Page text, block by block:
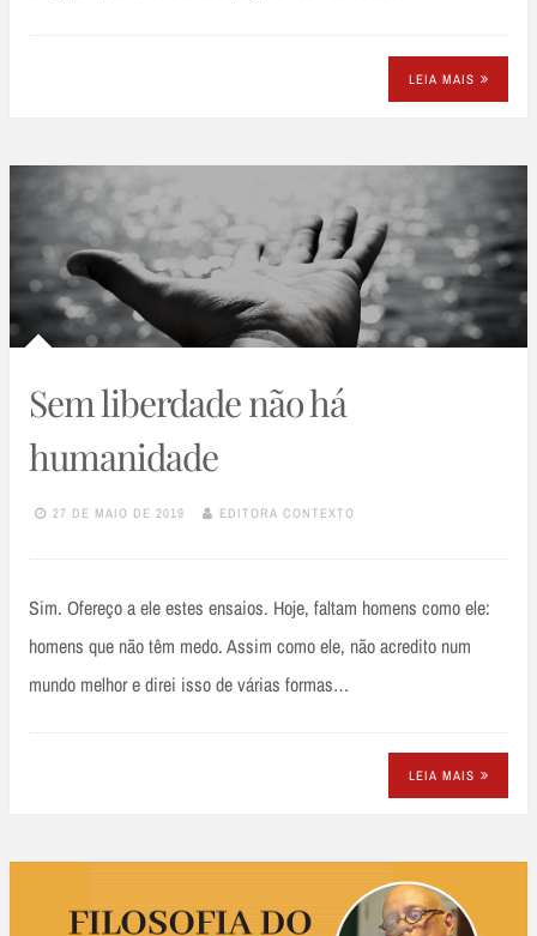
LEIA MAIS
Sem liberdade não há
humanidade
27 DE MAIO DE 2019 EDITORA CONTEXTO
Sim. Ofereço a ele estes ensaios. Hoje, faltam homens como ele:
homens que não têm medo. Assim como ele, não acredito num
mundo melhor e direi isso de várias formas…
LEIA MAIS